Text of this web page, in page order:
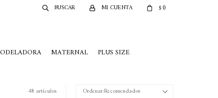
MATERNAL PLUS SIZE
$0
48 artículos Recomendados